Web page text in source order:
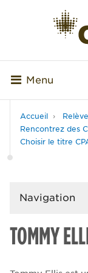
Menu
Accueil
Rencontrez des
Choisir le titre
Navigation
TOMMY